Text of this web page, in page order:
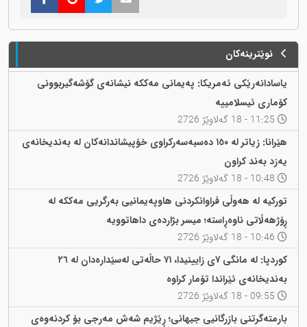
نوێترینەکان
یاسادانەرێکی ئەمریکا: پەیمانی مەککە نیشانەی گۆشەگیربوونی
کۆماری ئیسلامییە
هێرانا: زیاتر لە ١٥٠ دەسبەسەرکراوی خۆپیشاندانەکان لە بەندیخانەی
یەزد بەند کراون
تورکیە لە هەوڵی فراوانکردنی هاوپەیمانیی بەرگریی مەککە لە
ڕۆژهەڵاتی ناوەڕاستە؛ میسر بژاردەی داهاتوویە
کوردپا: لە مانگی ٧ی زایینیدا، ٧١ حاڵەتی لەسێدارەدان لە ٢٦
بەندیخانەی ئێراندا تۆمار کراوە
بارمتەگرتنی بازرگانیی جیهانی؛ ڕێژیم شەش مەرجی بۆ کردنەوەی